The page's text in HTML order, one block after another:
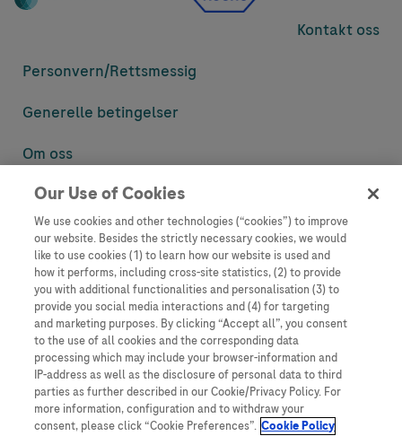
Kontakt oss
Personvern/Rettsmessig
Generelle betingelser
Om oss
Denne nettsiden inneholder informasjon som er målsatt til en stor
informasjon som ellers ikke er tilgjengelig eller gyldig i ditt land.
Vennligst vær oppmerksom på at vi ikke tar noe ansvar for tilgang til
informasjon som muligens ikke er i samsvar med noen gyldig juridisk
prosess, regulering, registrering eller bruk i bostedslandet ditt.
Roche har ikke alltid mulighet til å kvalitetssikre andres innlegg, men
vil fjerne villedende eller upassende innlegg så langt det lar seg gjøre.
Vi har ikke ansvar for innhold på eksterne nettsider som det lenkes til.
Kopiering av materiale fra dette nettstedet for bruk annet sted er ikke
tillatt uten avtale. Nettstedet selger plass til annonsører, og slikt
innhold er merket.
Dette nettstedet er ikke beregnet for å rapportere bivirkninger eller
Our Use of Cookies
We use cookies and other technologies (“cookies”) to improve
our website. Besides the strictly necessary cookies, we would
like to use cookies (1) to learn how our website is used and
how it performs, including cross-site statistics, (2) to provide
you with additional functionalities and personalisation (3) to
provide you social media interactions and (4) for targeting
and marketing purposes. By clicking “Accept all”, you consent
to the use of all cookies and the corresponding data
processing which may include your browser-information and
IP-address as well as the disclosure of personal data to third
parties as further described in our Cookie/Privacy Policy. For
more information, configuration and to withdraw your
consent, please click “Cookie Preferences”. Cookie Policy